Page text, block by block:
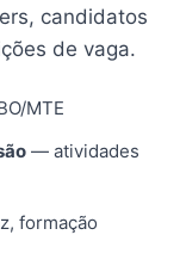
candidatos
de vaga.
MTE
— atividades
formação